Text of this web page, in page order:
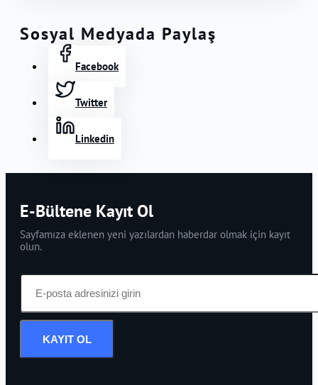
Sosyal Medyada Paylaş
Facebook
Twitter
Linkedin
E-Bültene Kayıt Ol
Sayfamıza eklenen yeni yazılardan haberdar olmak için kayıt
olun.
KAYIT OL